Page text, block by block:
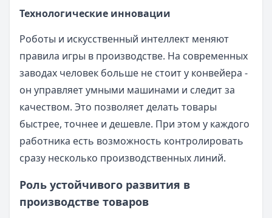
Технологические инновации
Роботы и искусственный интеллект меняют
правила игры в производстве. На современных
заводах человек больше не стоит у конвейера -
он управляет умными машинами и следит за
качеством. Это позволяет делать товары
быстрее, точнее и дешевле. При этом у каждого
работника есть возможность контролировать
сразу несколько производственных линий.
Роль устойчивого развития в
производстве товаров